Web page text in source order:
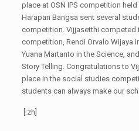
place at OSN IPS competition
Harapan Bangsa sent several
competition. Vijjasetthi competed
competition, Rendi Orvalo Wijaya
Yuana Martanto in the Science,
Story Telling. Congratulations to
place in the social studies
students can always make our
[:zh]